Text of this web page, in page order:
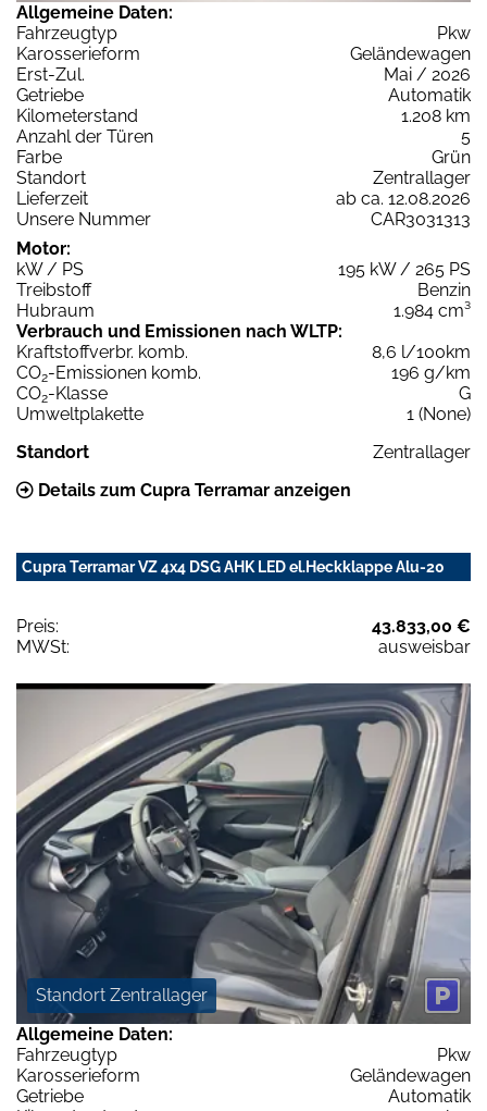
Allgemeine Daten:
Fahrzeugtyp
Pkw
Karosserieform
Geländewagen
Erst-Zul.
Mai / 2026
Getriebe
Automatik
Kilometerstand
1.208 km
Anzahl der Türen
5
Farbe
Grün
Standort
Zentrallager
Lieferzeit
ab ca. 12.08.2026
Unsere Nummer
CAR3031313
Motor:
kW / PS
195 kW / 265 PS
Treibstoff
Benzin
Hubraum
1.984 cm³
Verbrauch und Emissionen nach WLTP:
Kraftstoffverbr. komb.
8,6 l/100km
CO2-Emissionen komb.
196 g/km
CO2-Klasse
G
Umweltplakette
1 (None)
Standort
Zentrallager
Details zum Cupra Terramar anzeigen
Cupra Terramar VZ 4x4 DSG AHK LED el.Heckklappe Alu-20
Preis:
43.833,00 €
MWSt:
ausweisbar
Standort Zentrallager
Allgemeine Daten:
Fahrzeugtyp
Pkw
Karosserieform
Geländewagen
Getriebe
Automatik